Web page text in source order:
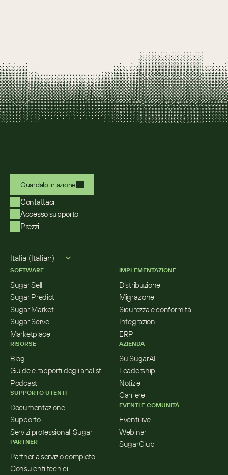
Guardalo in azione
Contattaci
Accesso supporto
Prezzi
Italia (Italian)
SOFTWARE
Sugar Sell
Sugar Predict
Sugar Market
Sugar Serve
Marketplace
RISORSE
Blog
Guide e rapporti degli analisti
Podcast
SUPPORTO UTENTI
Documentazione
Supporto
Servizi professionali Sugar
PARTNER
Partner a servizio completo
Consulenti tecnici
IMPLEMENTAZIONE
Distribuzione
Migrazione
Sicurezza e conformità
Integrazioni
ERP
AZIENDA
Su SugarAI
Leadership
Notizie
Carriere
EVENTI E COMUNITÀ
Eventi live
Webinar
SugarClub